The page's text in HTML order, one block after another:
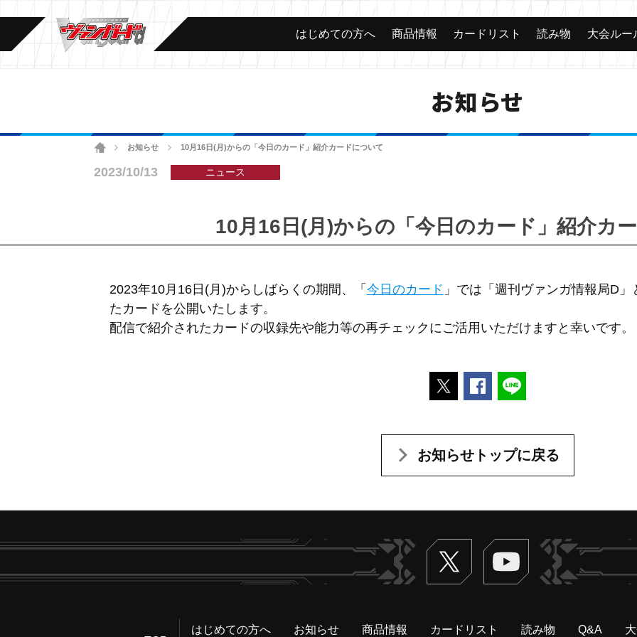
はじめての方へ 商品情報 カードリスト 読み物 大会ルー
お知らせ
ホームお知らせ 10月16日(月)からの「今日のカード」紹介カードについて
2023/10/13 ニュース
10月16日(月)からの「今日のカード」紹介カ
2023年10月16日(月)からしばらくの期間、「 今日のカード 」では「週刊ヴァンガ情報局D
たカードを公開いたします。
配信で紹介されたカードの収録先や能力等の再チェックにご活用いただけますと幸いです。
ポストするFacebookでシェアする
お知らせトップに戻る
Twitter ヴァンガードch
はじめての方へ お知らせ 商品情報 カードリスト 読み物 Q&A